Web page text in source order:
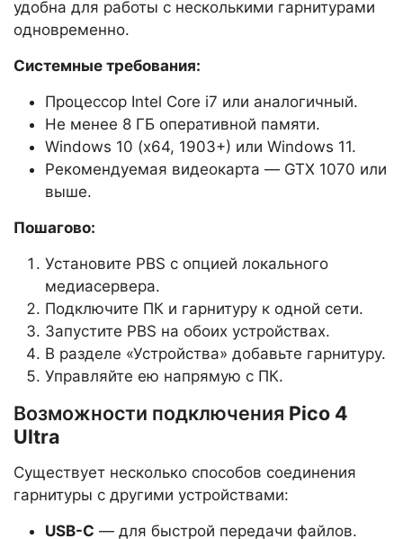
удобна для работы с несколькими гарнитурами
одновременно.
Системные требования:
Процессор Intel Core i7 или аналогичный.
Не менее 8 ГБ оперативной памяти.
Windows 10 (x64, 1903+) или Windows 11.
Рекомендуемая видеокарта — GTX 1070 или
выше.
Пошагово:
Установите PBS с опцией локального
медиасервера.
Подключите ПК и гарнитуру к одной сети.
Запустите PBS на обоих устройствах.
В разделе «Устройства» добавьте гарнитуру.
Управляйте ею напрямую с ПК.
Возможности подключения Pico 4
Ultra
Существует несколько способов соединения
гарнитуры с другими устройствами:
USB-C — для быстрой передачи файлов.